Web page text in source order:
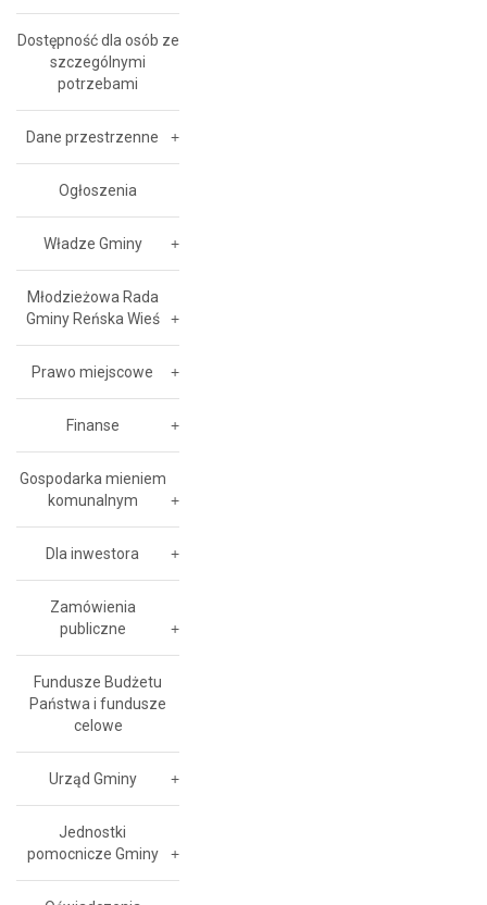
Dostępność dla osób ze
szczególnymi
potrzebami
Dane przestrzenne
Ogłoszenia
Władze Gminy
Młodzieżowa Rada
Gminy Reńska Wieś
Prawo miejscowe
Finanse
Gospodarka mieniem
komunalnym
Dla inwestora
Zamówienia
publiczne
Fundusze Budżetu
Państwa i fundusze
celowe
Urząd Gminy
Jednostki
pomocnicze Gminy